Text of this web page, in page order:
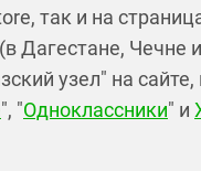
так и на
(в Дагестане, Чечне
узел" на
", "Одноклассники" и